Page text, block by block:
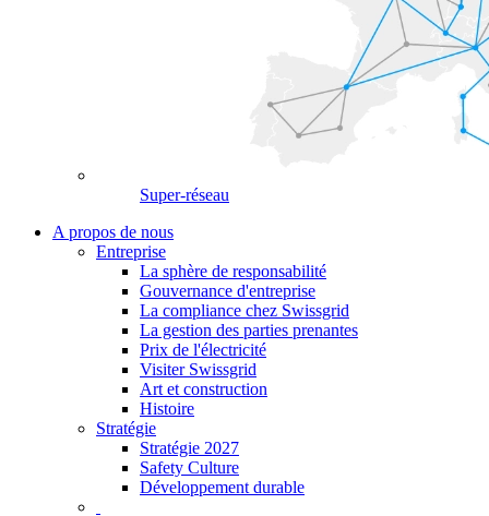
Super-réseau
A propos de nous
Entreprise
La sphère de responsabilité
Gouvernance d'entreprise
La compliance chez Swissgrid
La gestion des parties prenantes
Prix de l'électricité
Visiter Swissgrid
Art et construction
Histoire
Stratégie
Stratégie 2027
Safety Culture
Développement durable